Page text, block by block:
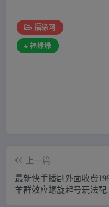
福缘网
# 福缘缘
上一篇
最新快手播剧外面收费
羊群效应螺旋起号玩法配